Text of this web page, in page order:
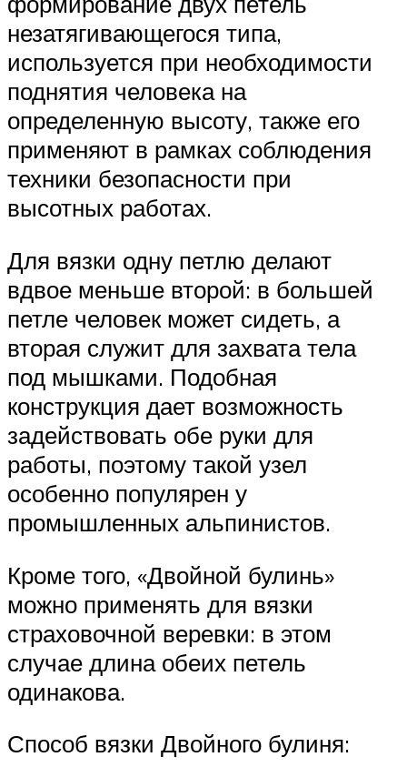
незатягивающегося типа,
используется при необходимости
поднятия человека на
определенную высоту, также его
применяют в рамках соблюдения
техники безопасности при
высотных работах.
Для вязки одну петлю делают
вдвое меньше второй: в большей
петле человек может сидеть, а
вторая служит для захвата тела
под мышками. Подобная
конструкция дает возможность
задействовать обе руки для
работы, поэтому такой узел
особенно популярен у
промышленных альпинистов.
Кроме того, «Двойной булинь»
можно применять для вязки
страховочной веревки: в этом
случае длина обеих петель
одинакова.
Способ вязки Двойного булиня: